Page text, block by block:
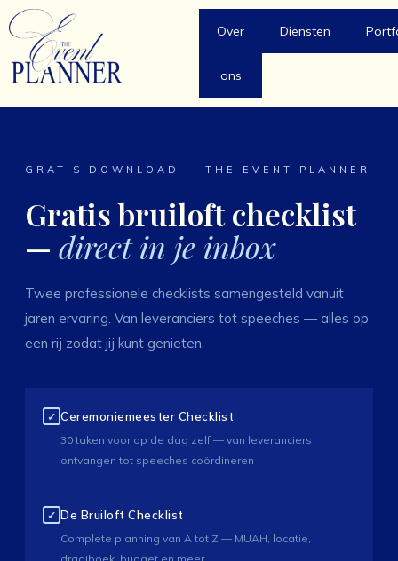
naar
inhoud
Over
ons
Diensten
GRATIS DOWNLOAD — THE EVENT PLANNER
Gratis bruiloft checklist
— direct in je inbox
Twee professionele checklists samengesteld vanuit
jaren ervaring. Van leveranciers tot speeches — alles op
een rij zodat jij kunt genieten.
✓ Ceremoniemeester Checklist
30 taken voor op de dag zelf — van leveranciers
ontvangen tot speeches coördineren
✓ De Bruiloft Checklist
Complete planning van A tot Z — MUAH, locatie,